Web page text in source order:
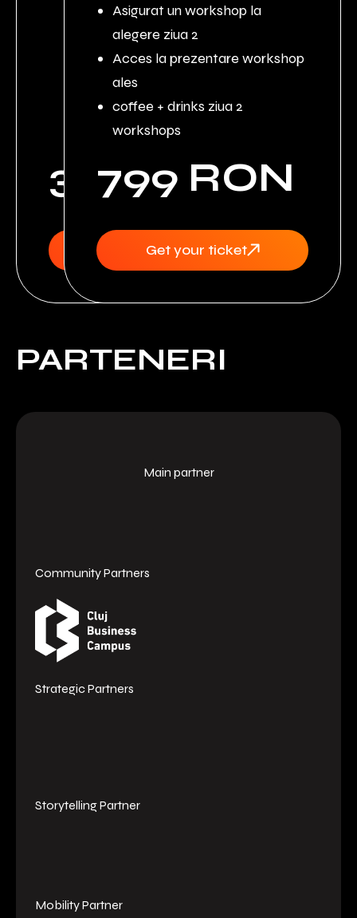
399 RON
Get your ticket
Asigurat un workshop la
alegere ziua 2
Acces la prezentare workshop
ales
coffee + drinks ziua 2
workshops
799 RON
Get your ticket
PARTENERI
Main partner
Community Partners
Strategic Partners
Storytelling Partner
Mobility Partner